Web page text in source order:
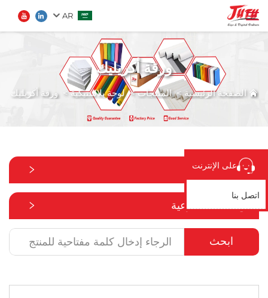
AR
الصفحة الرئيسية
تطبيق
الأخبار
اتصل بنا
ابحث
على الإنترنت
اتصل بنا
ورقة أكريليك
الصفحة الرئيسية >المنتجات>لوحة بلاستيكية>ورقة أكريليك
جميع الفئات
جميع الفئات الفرعية
ابحث